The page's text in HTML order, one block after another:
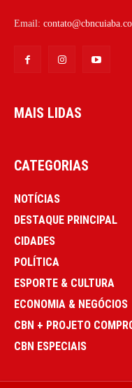
Email:
MAIS LIDAS
CATEGORIAS
NOTÍCIAS
DESTAQUE PRINCIPAL
CIDADES
POLÍTICA
ESPORTE & CULTURA
ECONOMIA & NEGÓCIOS
CBN + PROJETO
CBN ESPECIAIS